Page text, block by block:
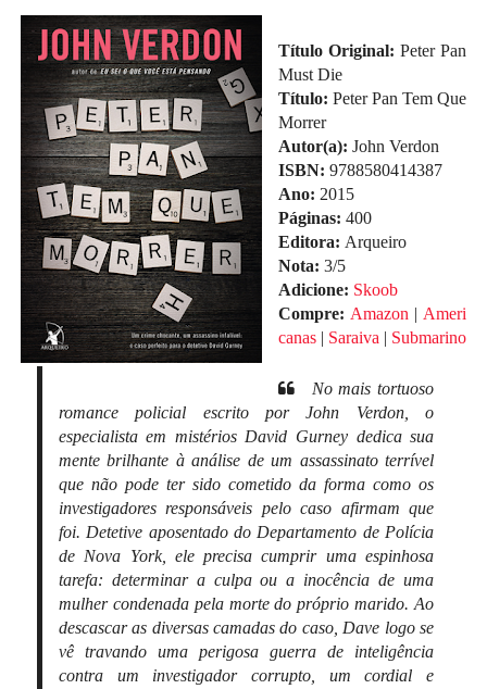
Título Original:Peter Pan
Must Die
Título: Peter Pan Tem Que
Morrer
Autor(a): John Verdon
ISBN: 9788580414387
Ano: 2015
Páginas: 400
Editora: Arqueiro
Nota: 3/5
Adicione: Skoob
Compre: Amazon | Ameri
canas| Saraiva | Submarino
No mais tortuoso
romance policial escrito por John Verdon, o
especialista em mistérios David Gurney dedica sua
mente brilhante à análise de um assassinato terrível
que não pode ter sido cometido da forma como os
investigadores responsáveis pelo caso afirmam que
foi. Detetive aposentado do Departamento de Polícia
de Nova York, ele precisa cumprir uma espinhosa
tarefa: determinar a culpa ou a inocência de uma
mulher condenada pela morte do próprio marido. Ao
descascar as diversas camadas do caso, Dave logo se
vê travando uma perigosa guerra de inteligência
contra um investigador corrupto, um cordial e